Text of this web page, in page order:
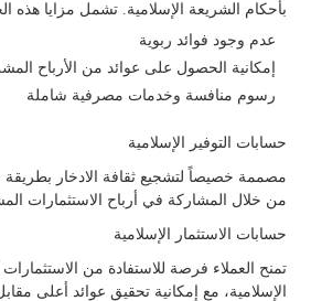
بأحكام الشريعة الإسلامية. تشمل مزايا هذه
عدم وجود فوائد ربوية
إمكانية الحصول على عوائد من الأرباح
رسوم منافسة وخدمات مصرفية شاملة
حسابات التوفير الإسلامية
مصممة خصيصاً لتشجيع ثقافة الادخار
من خلال المشاركة في أرباح الاستثمارات
حسابات الاستثمار الإسلامية
تمنح العملاء فرصة للاستفادة من
الإسلامية، مع إمكانية تحقيق عوائد أعلى